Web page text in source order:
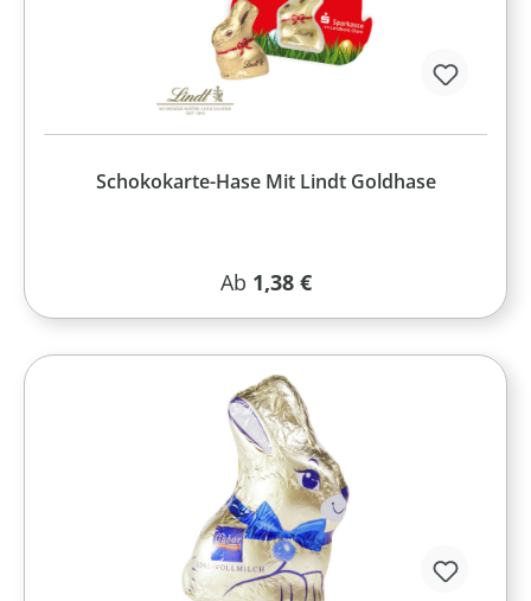
Schokokarte-Hase Mit Lindt Goldhase
Regulärer Preis:
Ab 1,38 €